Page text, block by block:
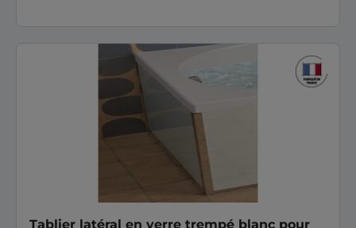
Tablier latéral en verre trempé blanc pour